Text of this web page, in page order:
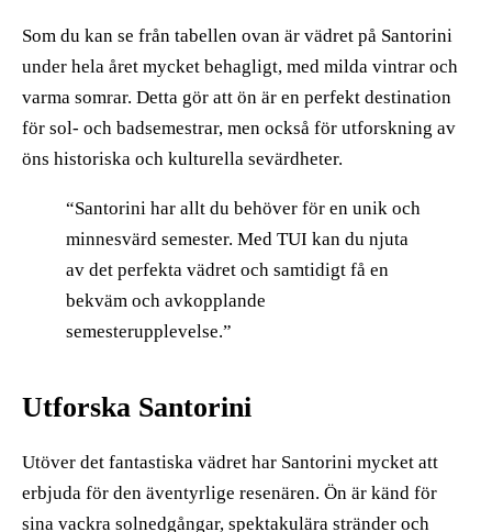
Som du kan se från tabellen ovan är vädret på Santorini
under hela året mycket behagligt, med milda vintrar och
varma somrar. Detta gör att ön är en perfekt destination
för sol- och badsemestrar, men också för utforskning av
öns historiska och kulturella sevärdheter.
“Santorini har allt du behöver för en unik och
minnesvärd semester. Med TUI kan du njuta
av det perfekta vädret och samtidigt få en
bekväm och avkopplande
semesterupplevelse.”
Utforska Santorini
Utöver det fantastiska vädret har Santorini mycket att
erbjuda för den äventyrlige resenären. Ön är känd för
sina vackra solnedgångar, spektakulära stränder och